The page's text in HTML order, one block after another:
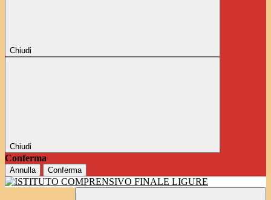
Chiudi
Chiudi
Conferma
Annulla Conferma